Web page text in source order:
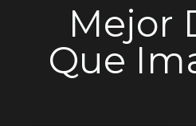
Mejor
Que